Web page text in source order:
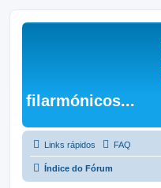
filarmónicos...
Links rápidos FAQ
Índice do Fórum